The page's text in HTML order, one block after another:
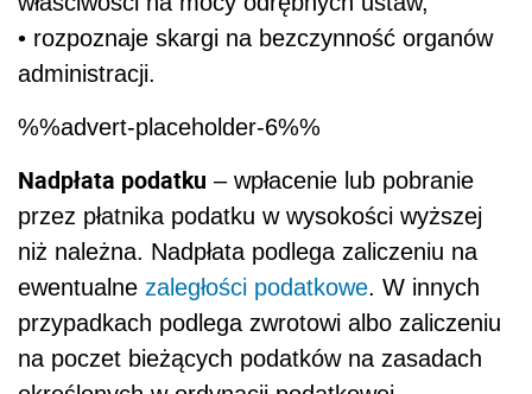
• rozpoznaje skargi na bezczynność organów
administracji.
%%advert-placeholder-6%%
Nadpłata podatku – wpłacenie lub pobranie
przez płatnika podatku w wysokości wyższej
niż należna. Nadpłata podlega zaliczeniu na
ewentualne zaległości podatkowe. W innych
przypadkach podlega zwrotowi albo zaliczeniu
na poczet bieżących podatków na zasadach